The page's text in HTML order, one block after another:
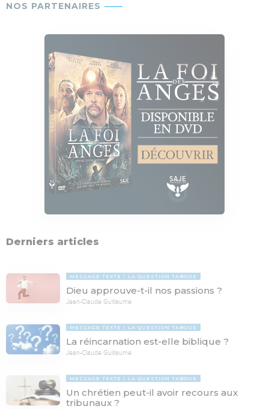
Derniers articles
MESSAGE TEXTE LA QUESTION TABOUE
Dieu approuve-t-il nos passions ?
Jean-Claude Guillaume
MESSAGE TEXTE LA QUESTION TABOUE
La réincarnation est-elle biblique ?
Jean-Claude Guillaume
MESSAGE TEXTE LA QUESTION TABOUE
Un chrétien peut-il avoir recours aux
tribunaux ?